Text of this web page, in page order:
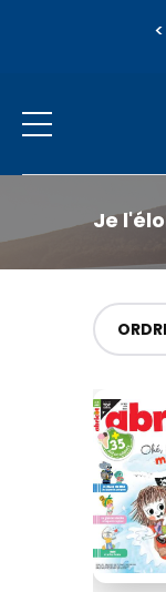
eZily - Votre
Féminins / Santé
Jeunesse
Loisirs / Culture
TV / Vie Pratique
Presse
Je
Vous